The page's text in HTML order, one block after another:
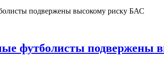
футболисты подвержены